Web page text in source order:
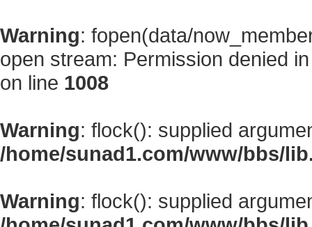
Warning: fopen(data/
open stream: Permission denied
on line 1008
Warning: flock(): supplied
/home/sunad1.com/www/bbs/
Warning: flock(): supplied